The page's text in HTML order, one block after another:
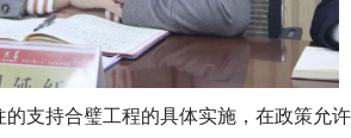
支持合璧工程的具体实施，在政策允